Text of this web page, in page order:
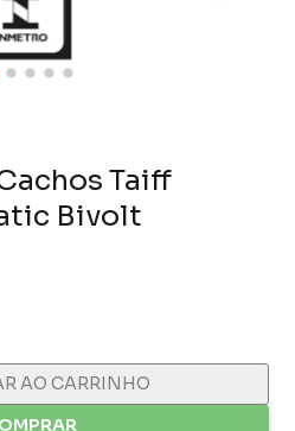
Taiff
Bivolt
AO CARRINHO